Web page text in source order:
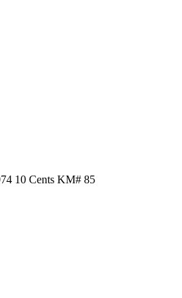
10 Cents KM# 85